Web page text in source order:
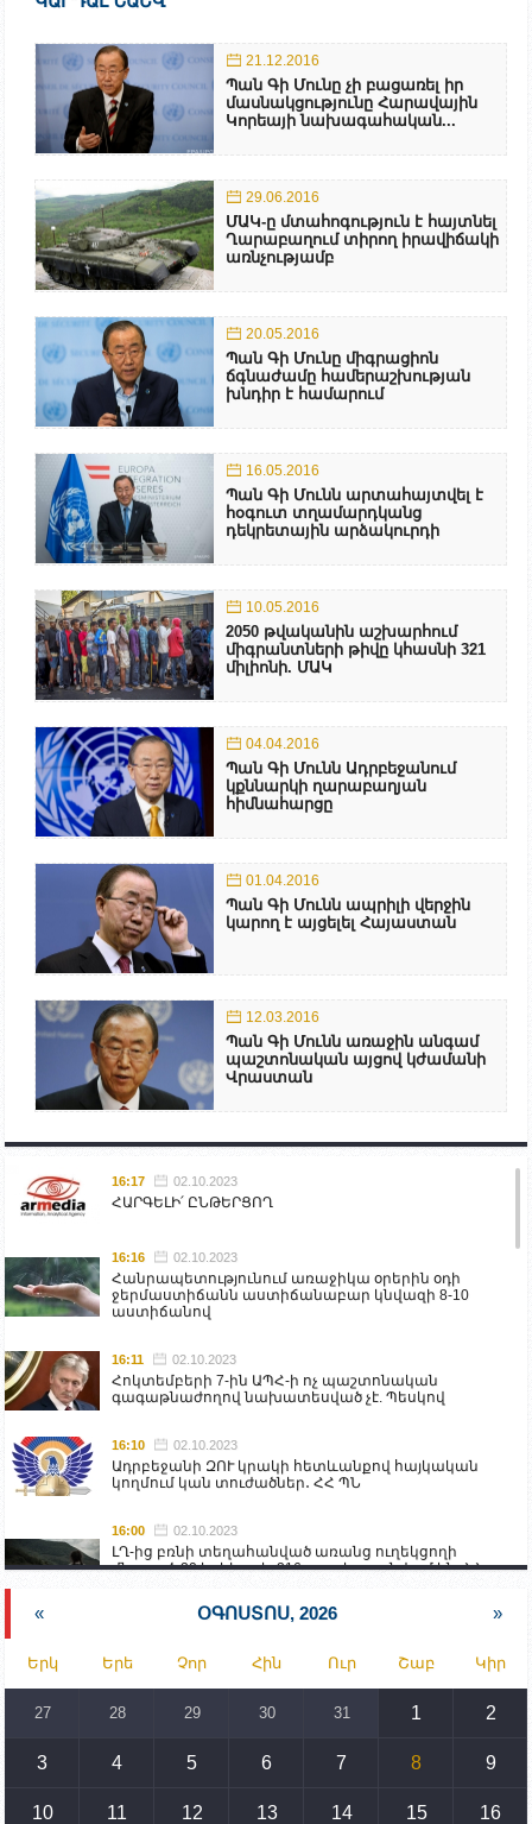
21.12.2016
Պան Գի Մունը չի բացառել իր
մասնակցությունը Հարավային
Կորեայի նախագահական...
29.06.2016
ՄԱԿ-ը մտահոգություն է հայտնել
Ղարաբաղում տիրող իրավիճակի
առնչությամբ
20.05.2016
Պան Գի Մունը միգրացիոն
ճգնաժամը համերաշխության
խնդիր է համարում
16.05.2016
Պան Գի Մունն արտահայտվել է
հօգուտ տղամարդկանց
դեկրետային արձակուրդի
10.05.2016
2050 թվականին աշխարհում
միգրանտների թիվը կհասնի 321
միլիոնի. ՄԱԿ
04.04.2016
Պան Գի Մունն Ադրբեջանում
կքննարկի ղարաբաղյան
հիմնահարցը
01.04.2016
Պան Գի Մունն ապրիլի վերջին
կարող է այցելել Հայաստան
12.03.2016
Պան Գի Մունն առաջին անգամ
պաշտոնական այցով կժամանի
Վրաստան
16:17 02.10.2023
ՀԱՐԳԵԼԻ՛ ԸՆԹԵՐՑՈՂ
16:16 02.10.2023
Հանրապետությունում առաջիկա օրերին օդի
ջերմաստիճանն աստիճանաբար կնվազի 8-10
աստիճանով
16:11 02.10.2023
Հոկտեմբերի 7-ին ԱՊՀ-ի ոչ պաշտոնական
գագաթնաժողով նախատեսված չէ. Պեսկով
16:10 02.10.2023
Ադրբեջանի ԶՈՒ կրակի հետևանքով հայկական
կողմում կան տուժածներ․ ՀՀ ՊՆ
16:00 02.10.2023
ԼՂ-ից բռնի տեղահանված առանց ուղեկցողի
մնացած 20 երեխա և 216 տարեց գտնվում են ՀՀ
Իրանը կողմ է տարածաշրջանի համար շահավետ
տրանսպորտային հաղորդակցությունների
զարգացմանը, սակայն ոչ՝ միջազգային
սահմանների փոփոխությանը
15:10 02.10.2023
սպառնալիքները կասեցնելու համար. իսպանացի
« ՕԳՈՍՏՈՍ, 2026 »
Երկ Երե Չոր Հին Ուր Շաբ Կիր
27 28 29 30 31 1 2
3 4 5 6 7 8 9
10 11 12 13 14 15 16